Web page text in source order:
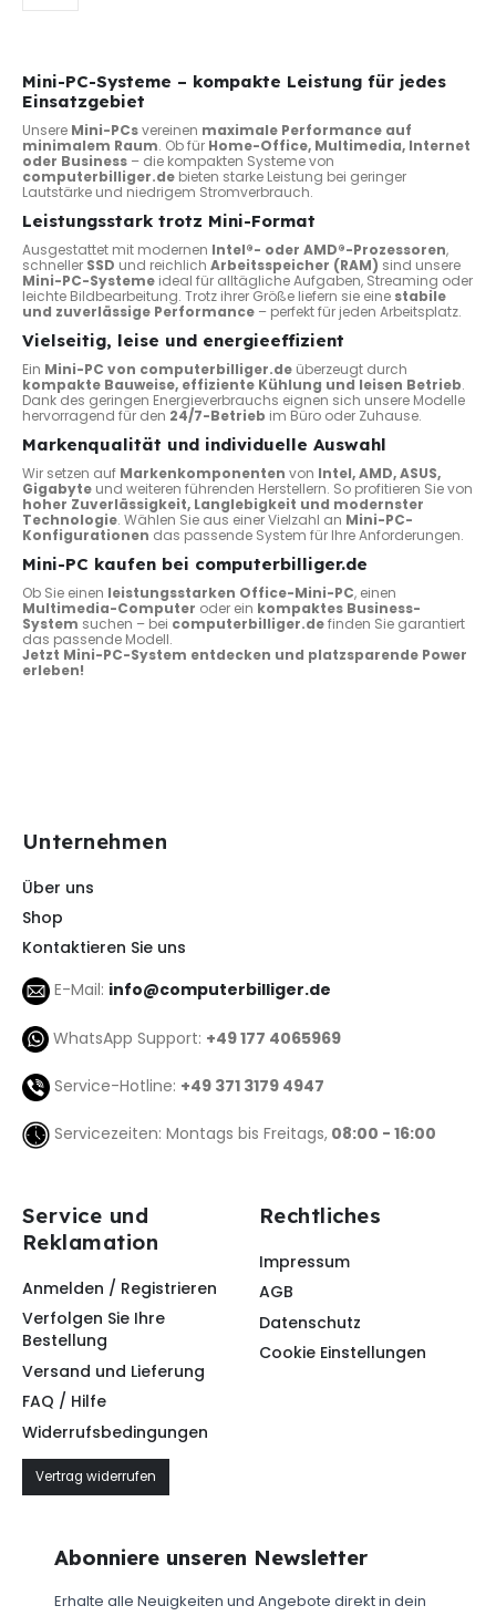
Mini-PC-Systeme – kompakte Leistung für jedes
Einsatzgebiet
Unsere Mini-PCsvereinen maximale Performance auf
minimalem Raum. Ob für Home-Office, Multimedia, Internet
oder Business – die kompakten Systeme von
computerbilliger.de bieten starke Leistung bei geringer
Lautstärke und niedrigem Stromverbrauch.
Leistungsstark trotz Mini-Format
Ausgestattet mit modernen Intel®- oder AMD®-Prozessoren,
schneller SSD und reichlich Arbeitsspeicher (RAM) sind unsere
Mini-PC-Systeme ideal für alltägliche Aufgaben, Streaming oder
leichte Bildbearbeitung. Trotz ihrer Größe liefern sie eine stabile
und zuverlässige Performance – perfekt für jeden Arbeitsplatz.
Vielseitig, leise und energieeffizient
Ein Mini-PC von computerbilliger.de überzeugt durch
kompakte Bauweise, effiziente Kühlung und leisen Betrieb.
Dank des geringen Energieverbrauchs eignen sich unsere Modelle
hervorragend für den 24/7-Betrieb im Büro oder Zuhause.
Markenqualität und individuelle Auswahl
Wir setzen auf Markenkomponenten von Intel, AMD, ASUS,
Gigabyte und weiteren führenden Herstellern. So profitieren Sie von
hoher Zuverlässigkeit, Langlebigkeit und modernster
Technologie. Wählen Sie aus einer Vielzahl an Mini-PC-
Konfigurationen das passende System für Ihre Anforderungen.
Mini-PC kaufen bei computerbilliger.de
Ob Sie einen leistungsstarken Office-Mini-PC, einen
Multimedia-Computer oder ein kompaktes Business-
System suchen – bei computerbilliger.definden Sie garantiert
das passende Modell.
Jetzt Mini-PC-System entdecken und platzsparende Power
erleben!
Unternehmen
Über uns
Shop
Kontaktieren Sie uns
E-Mail: info@computerbilliger.de
WhatsApp Support: +49 177 4065969
Service-Hotline: +49 371 3179 4947
Servicezeiten: Montags bis Freitags, 08:00 - 16:00
Service und
Reklamation
Anmelden / Registrieren
Verfolgen Sie Ihre
Bestellung
Versand und Lieferung
FAQ / Hilfe
Widerrufsbedingungen
Vertrag widerrufen
Rechtliches
Impressum
AGB
Datenschutz
Cookie Einstellungen
Abonniere unseren Newsletter
Erhalte alle Neuigkeiten und Angebote direkt in dein